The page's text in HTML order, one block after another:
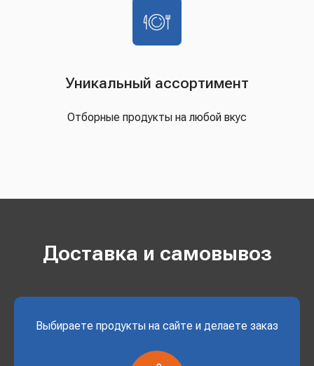
Уникальный ассортимент
Отборные продукты на любой вкус
Доставка и самовывоз
Выбираете продукты на сайте и делаете заказ